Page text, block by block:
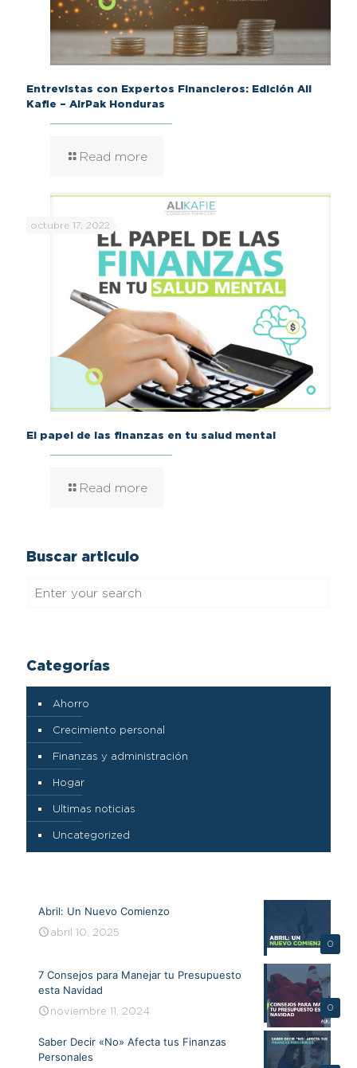
Entrevistas con Expertos Financieros: Edición Ali
Kafie – AirPak Honduras
Read more
octubre 17, 2022
El papel de las finanzas en tu salud mental
Read more
Buscar articulo
Categorías
Ahorro
Crecimiento personal
Finanzas y administración
Hogar
Ultimas noticias
Uncategorized
0
Abril: Un Nuevo Comienzo
abril 10, 2025
0
7 Consejos para Manejar tu Presupuesto
esta Navidad
noviembre 11, 2024
Saber Decir «No» Afecta tus Finanzas
Personales